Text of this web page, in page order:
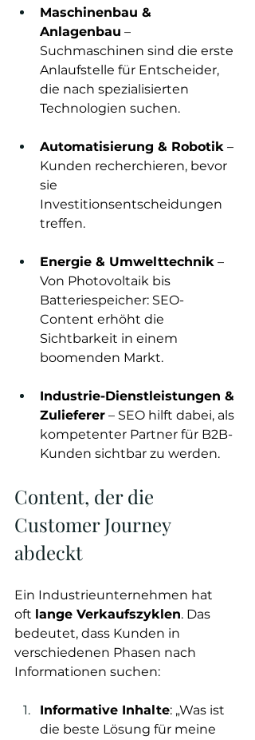
Maschinenbau &
Anlagenbau –
Suchmaschinen sind die erste
Anlaufstelle für Entscheider,
die nach spezialisierten
Technologien suchen.
Automatisierung & Robotik –
Kunden recherchieren, bevor
sie
Investitionsentscheidungen
treffen.
Energie & Umwelttechnik –
Von Photovoltaik bis
Batteriespeicher: SEO-
Content erhöht die
Sichtbarkeit in einem
boomenden Markt.
Industrie-Dienstleistungen &
Zulieferer – SEO hilft dabei, als
kompetenter Partner für B2B-
Kunden sichtbar zu werden.
Content, der die
Customer Journey
abdeckt
Ein Industrieunternehmen hat
oft lange Verkaufszyklen. Das
bedeutet, dass Kunden in
verschiedenen Phasen nach
Informationen suchen:
Informative Inhalte: „Was ist
die beste Lösung für meine